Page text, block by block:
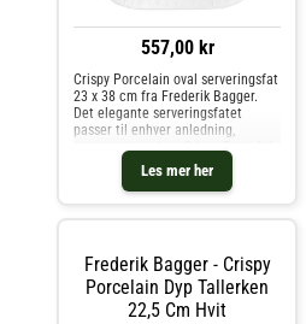
557,00 kr
Les mer her
Crispy Porcelain oval serveringsfat
23 x 38 cm fra Frederik Bagger.
Det elegante serveringsfatet
passer til enhver anledning,
uansett servering. Crispy Porcelain
kjennetegnes ved de enkle og
elegante detaljene som har bestått
tidens test. Serien er p
Frederik Bagger - Crispy
Porcelain Dyp Tallerken
22,5 Cm Hvit